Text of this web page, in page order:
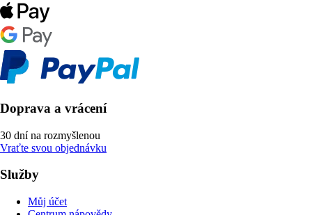
Doprava a vrácení
30 dní na rozmyšlenou
Vraťte svou objednávku
Služby
Můj účet